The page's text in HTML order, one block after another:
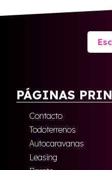
PÁGINAS
Contacto
Todoterrenos
Autocaravanas
Leasing